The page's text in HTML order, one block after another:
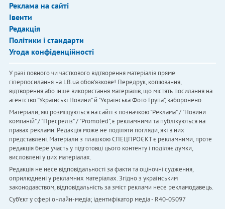
Реклама на сайті
Івенти
Редакція
Політики і стандарти
Угода конфіденційності
У разі повного чи часткового відтворення матеріалів пряме
гіперпосилання на LB.ua обов'язкове! Передрук, копіювання,
відтворення або інше використання матеріалів, що містять посилання на
агентство "Українськi Новини" й "Українська Фото Група", заборонено.
Матеріали, які розміщуються на сайті з позначкою "Реклама" / "Новини
компаній" / "Пресреліз" / "Promoted", є рекламними та публікуються на
правах реклами. Редакція може не поділяти погляди, які в них
представлені. Матеріали з плашкою СПЕЦПРОЄКТ є рекламними, проте
редакція бере участь у підготовці цього контенту і поділяє думки,
висловлені у цих матеріалах.
Редакція не несе відповідальності за факти та оціночні судження,
оприлюднені у рекламних матеріалах. Згідно з українським
законодавством, відповідальність за зміст реклами несе рекламодавець.
Cуб'єкт у сфері онлайн-медіа; ідентифікатор медіа - R40-05097